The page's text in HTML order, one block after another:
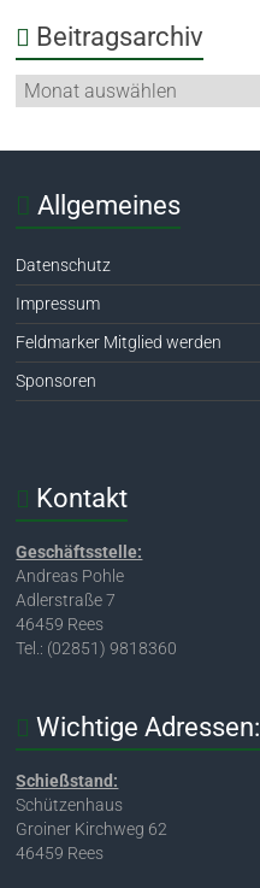
Beitragsarchiv
Allgemeines
Datenschutz
Impressum
Feldmarker Mitglied werden
Sponsoren
Kontakt
Geschäftsstelle:
Andreas Pohle
Adlerstraße 7
46459 Rees
Tel.: (02851) 9818360
Wichtige Adressen:
Schießstand:
Schützenhaus
Groiner Kirchweg 62
46459 Rees